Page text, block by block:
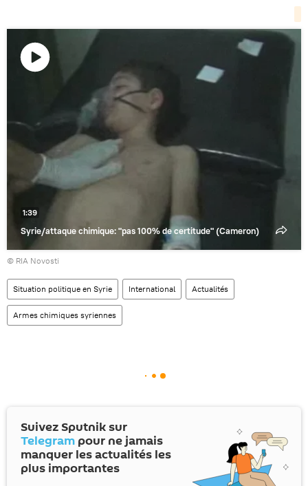
Syrie/attaque chimique: "pas 100% de certitude" (Cameron)
1:39
© RIA Novosti
Situation politique en Syrie International Actualités
Armes chimiques syriennes
Suivez Sputnik sur
Telegram pour ne jamais
manquer les actualités les
plus importantes